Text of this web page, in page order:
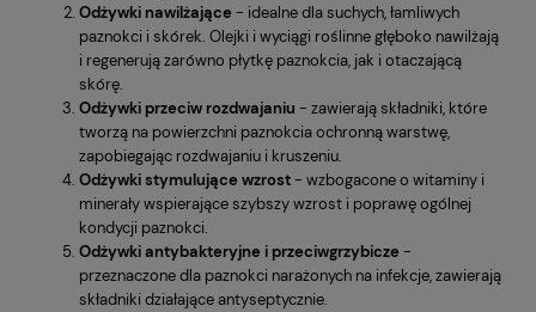
Odżywki nawilżające- idealne dla suchych, łamliwych
paznokci i skórek. Olejki i wyciągi roślinne głęboko nawilżają
i regenerują zarówno płytkę paznokcia, jak i otaczającą
skórę.
Odżywki przeciw rozdwajaniu - zawierają składniki, które
tworzą na powierzchni paznokcia ochronną warstwę,
zapobiegając rozdwajaniu i kruszeniu.
Odżywki stymulujące wzrost- wzbogacone o witaminy i
minerały wspierające szybszy wzrost i poprawę ogólnej
kondycji paznokci.
Odżywki antybakteryjne i przeciwgrzybicze-
przeznaczone dla paznokci narażonych na infekcje, zawierają
składniki działające antyseptycznie.